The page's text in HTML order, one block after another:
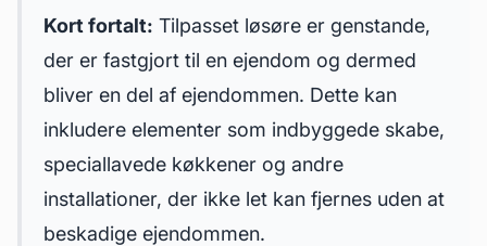
Kort fortalt: Tilpasset løsøre er genstande,
der er fastgjort til en ejendom og dermed
bliver en del af ejendommen. Dette kan
inkludere elementer som indbyggede skabe,
speciallavede køkkener og andre
installationer, der ikke let kan fjernes uden at
beskadige ejendommen.